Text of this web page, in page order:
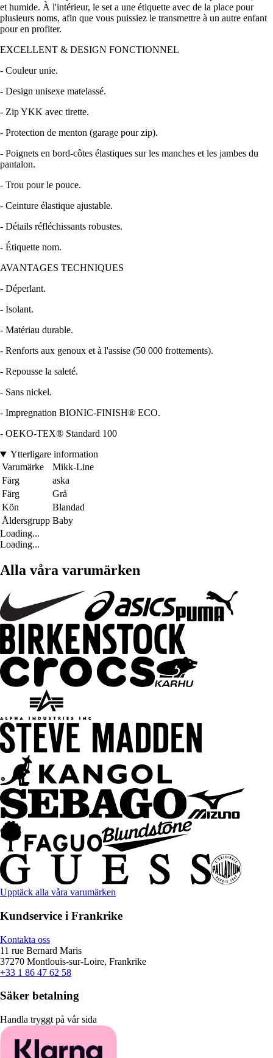
et humide. À l'intérieur, le set a une étiquette avec de la place pour
plusieurs noms, afin que vous puissiez le transmettre à un autre enfant
pour en profiter.
EXCELLENT & DESIGN FONCTIONNEL
- Couleur unie.
- Design unisexe matelassé.
- Zip YKK avec tirette.
- Protection de menton (garage pour zip).
- Poignets en bord-côtes élastiques sur les manches et les jambes du
pantalon.
- Trou pour le pouce.
- Ceinture élastique ajustable.
- Détails réfléchissants robustes.
- Étiquette nom.
AVANTAGES TECHNIQUES
- Déperlant.
- Isolant.
- Matériau durable.
- Renforts aux genoux et à l'assise (50 000 frottements).
- Repousse la saleté.
- Sans nickel.
- Impregnation BIONIC-FINISH® ECO.
- OEKO-TEX® Standard 100
Ytterligare information
Varumärke
Mikk-Line
Färg
aska
Färg
Grå
Kön
Blandad
Åldersgrupp Baby
Loading...
Loading...
Alla våra varumärken
Upptäck alla våra varumärken
Kundservice i Frankrike
Kontakta oss
11 rue Bernard Maris
37270 Montlouis-sur-Loire, Frankrike
+33 1 86 47 62 58
Säker betalning
Handla tryggt på vår sida